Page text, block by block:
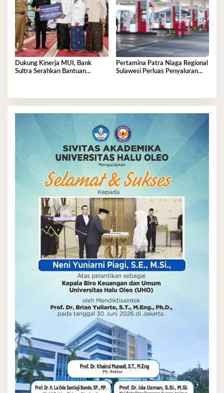
Dukung Kinerja MUI, Bank
Sultra Serahkan Bantuan
Pertamina Patra Niaga Regional
Sulawesi Perluas Penyaluran